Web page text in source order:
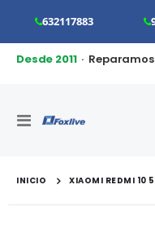
632117883
Desde 2011·
Toggle
INICIO XIAOMI REDMI 10